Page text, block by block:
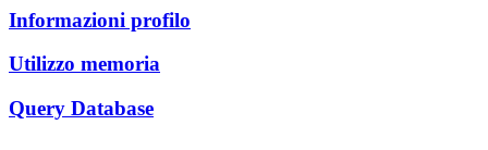
Informazioni profilo
Utilizzo memoria
Query Database